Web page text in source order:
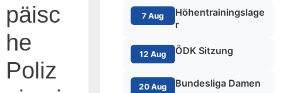
päisc
he
Poliz
7 Aug
Höhentrainingslage
r
12 Aug ÖDK Sitzung
20 Aug Bundesliga Damen